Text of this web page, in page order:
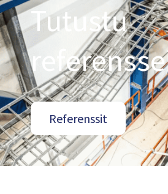
Tutustu
Referenssit